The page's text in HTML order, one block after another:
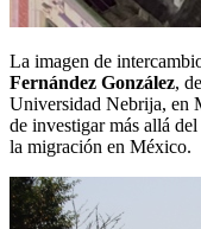
La imagen de
Fernández González,
Universidad Nebrija, en
de investigar más allá
la migración en México.